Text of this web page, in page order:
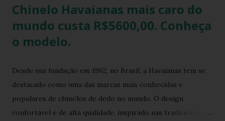
Chinelo Havaianas mais caro do
mundo custa R$5600,00. Conheça
o modelo.
Desde sua fundação em 1962, no Brasil, a Havaianas tem se
destacado como uma das marcas mais conhecidas e
populares de chinelos de dedo no mundo. O design
confortável e de alta qualidade, inspirado nas tradicionais